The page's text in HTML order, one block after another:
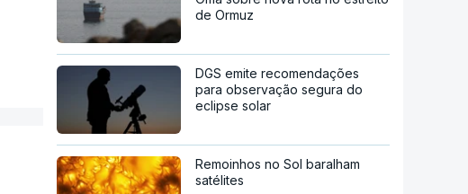
de Ormuz
DGS emite recomendações
para observação segura do
eclipse solar
Remoinhos no Sol baralham
satélites